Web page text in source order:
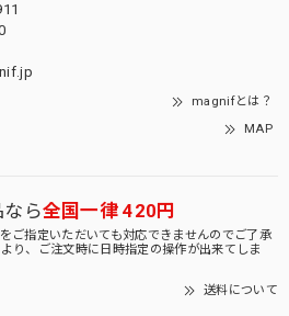
magnifとは？
MAP
なら全国一律 420円
ご指定いただいても対応できませんのでご了承
り、ご注文時に日時指定の操作が出来てしま
送料について